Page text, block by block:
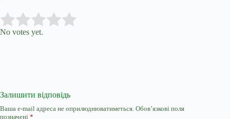
Rate this item:
No votes yet.
Залишити відповідь
Ваша e-mail адреса не оприлюднюватиметься. Обов’язкові поля
позначені *